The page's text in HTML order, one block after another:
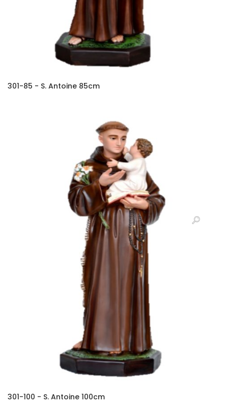
301-85 - S. Antoine 85cm
301-100 - S. Antoine 100cm